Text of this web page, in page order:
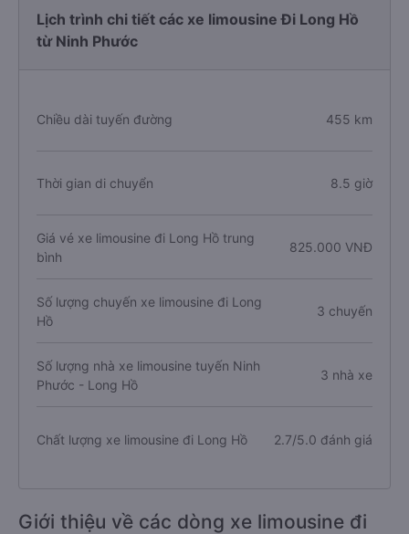
Lịch trình chi tiết các xe limousine Đi Long Hồ
từ Ninh Phước
Chiều dài tuyến đường 455 km
Thời gian di chuyển 8.5 giờ
Giá vé xe limousine đi Long Hồ trung
bình
825.000 VNĐ
Số lượng chuyến xe limousine đi Long
Hồ
3 chuyến
Số lượng nhà xe limousine tuyến Ninh
Phước - Long Hồ
3 nhà xe
Chất lượng xe limousine đi Long Hồ 2.7/5.0 đánh giá
Giới thiệu về các dòng xe limousine đi